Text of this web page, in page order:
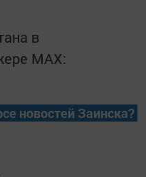
в
MАХ:
новостей Заинска?